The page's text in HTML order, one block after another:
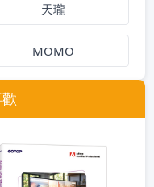
天瓏
MOMO